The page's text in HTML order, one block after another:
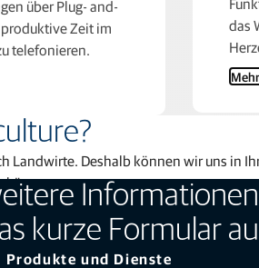
über Plug- and-
Zeit im
telefonieren.
das
Landwirte. Deshalb können wir uns in
können.
kurze Formular
Produkte und Dienste